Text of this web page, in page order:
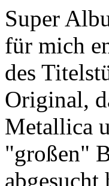
Super
für mich
des
Original,
Metallica
"großen"